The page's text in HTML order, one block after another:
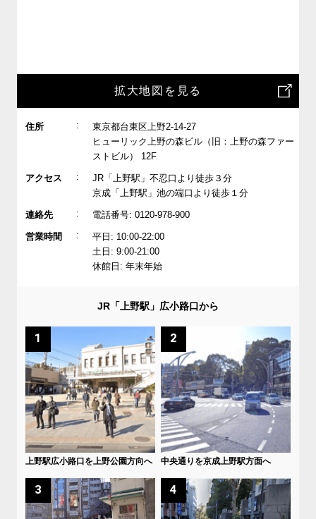
拡大地図を見る
住所 :
東京都台東区上野2-14-27
ヒューリック上野の森ビル（旧：上野の森ファー
ストビル） 12F
アクセス :
JR「上野駅」不忍口より徒歩３分
京成「上野駅」池の端口より徒歩１分
連絡先 : 電話番号: 0120-978-900
営業時間 :
平日: 10:00-22:00
土日: 9:00-21:00
休館日: 年末年始
JR「上野駅」広小路口から
1
上野駅広小路口を上野公園方向へ
2
中央通りを京成上野駅方面へ
3 4